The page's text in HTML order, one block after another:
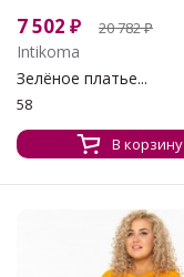
7 502 ₽ 20 782₽
Intikoma
Зелёное платье...
58
В корзину